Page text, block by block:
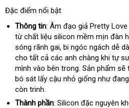
Đặc điểm nổi bật
Thông tin: Âm đạo giả Pretty Love
từ chất liệu silicon mềm mịn đàn
sóng rãnh gaihàng
giả
, bi ngóc ngách dễ
cho nhập
hàng
tất cả thương
hiệu
các anh chàng khi tự
mình vào bên trongnhận
hàng
. Sản phẩm rẻ
sẽ
bó sát lấy cậu nhỏ giống như
còn trinh.
Thành phần: Silicon đặc nguyên